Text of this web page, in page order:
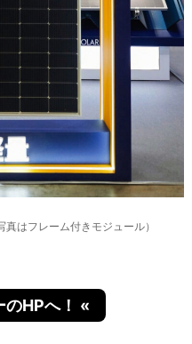
はフレーム付きモジュール）
のHPへ！ «